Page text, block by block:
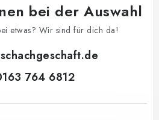
bei der Auswahl
etwas? Wir sind für dich da!
schachgeschaft.de
764 6812